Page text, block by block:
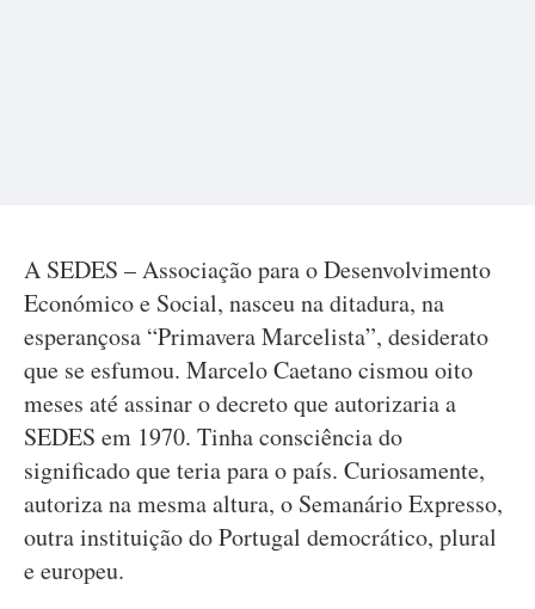
A SEDES – Associação para o Desenvolvimento
Económico e Social, nasceu na ditadura, na
esperançosa “Primavera Marcelista”, desiderato
que se esfumou. Marcelo Caetano cismou oito
meses até assinar o decreto que autorizaria a
SEDES em 1970. Tinha consciência do
significado que teria para o país. Curiosamente,
autoriza na mesma altura, o Semanário Expresso,
outra instituição do Portugal democrático, plural
e europeu.